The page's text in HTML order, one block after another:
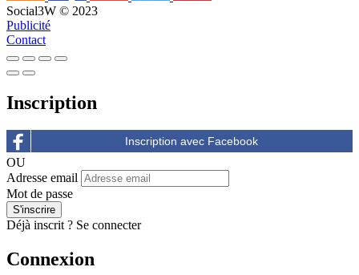
Social3W © 2023
Publicité
Contact
Inscription
OU
Adresse email
Mot de passe
Déjà inscrit ? Se connecter
Connexion